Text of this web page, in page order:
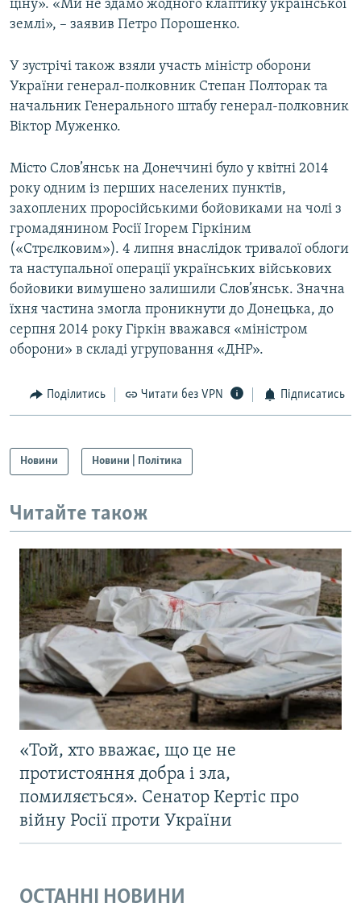
ціну». «Ми не здамо жодного клаптику української
землі», – заявив Петро Порошенко.
У зустрічі також взяли участь міністр оборони
України генерал-полковник Степан Полторак та
начальник Генерального штабу генерал-полковник
Віктор Муженко.
Місто Слов’янськ на Донеччині було у квітні 2014
року одним із перших населених пунктів,
захоплених проросійськими бойовиками на чолі з
громадянином Росії Ігорем Гіркіним
(«Стрєлковим»). 4 липня внаслідок тривалої облоги
та наступальної операції українських військових
бойовики вимушено залишили Слов’янськ. Значна
їхня частина змогла проникнути до Донецька, до
серпня 2014 року Гіркін вважався «міністром
оборони» в складі угруповання «ДНР».
Поділитись Читати без VPN Підписатись
Новини Новини | Політика
Читайте також
«Той, хто вважає, що це не
протистояння добра і зла,
помиляється». Сенатор Кертіс про
війну Росії проти України
ОСТАННІ НОВИНИ